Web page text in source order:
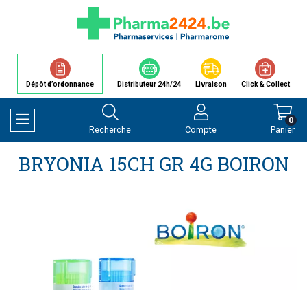
Dépôt d’ordonnance Distributeur 24h/24 Livraison Click & Collect
Afficher la navigation
Recherche Compte Panier
0
BRYONIA 15CH GR 4G BOIRON